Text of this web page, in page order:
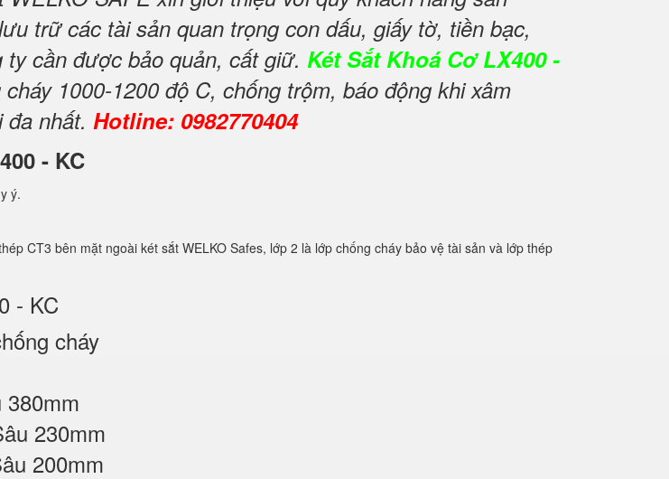
trữ các tài sản quan trọng con dấu, giấy tờ, tiền bạc,
cần được bảo quản, cất giữ. Két Sắt Khoá Cơ LX400 -
1000-1200 độ C, chống trộm, báo động khi xâm
nhất. Hotline: 0982770404
- KC
ý.
CT3 bên mặt ngoài két sắt WELKO Safes, lớp 2 là lớp chống cháy bảo vệ tài sản và lớp thép
- KC
cháy
230mm
200mm